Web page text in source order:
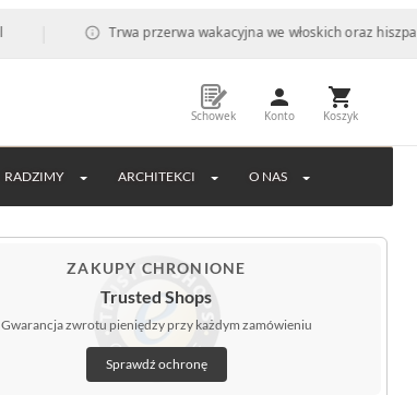
Trwa przerwa wakacyjna we włoskich oraz hiszpańskich
Schowek Konto Koszyk
RADZIMY ARCHITEKCI O NAS
ZAKUPY CHRONIONE
Trusted Shops
Gwarancja zwrotu pieniędzy przy każdym zamówieniu
Sprawdź ochronę